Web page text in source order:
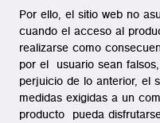
Por ello, el sitio web no
cuando el acceso al
realizarse como
por el usuario sean
perjuicio de lo anterior, el
medidas exigidas a un
producto pueda